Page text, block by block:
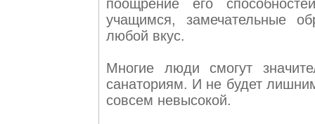
поощрение его
учащимся, замечательные
любой вкус.
Многие люди смогут
санаториям. И не будет
совсем невысокой.